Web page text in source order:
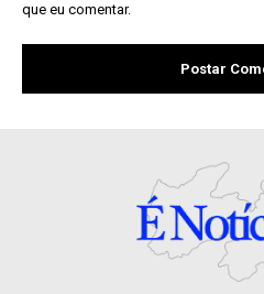
que eu comentar.